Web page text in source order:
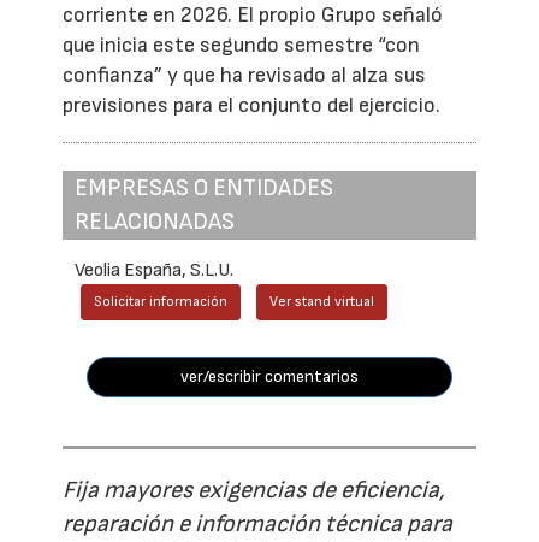
corriente en 2026. El propio Grupo señaló
que inicia este segundo semestre “con
confianza” y que ha revisado al alza sus
previsiones para el conjunto del ejercicio.
EMPRESAS O ENTIDADES
RELACIONADAS
Veolia España, S.L.U.
Solicitar información Ver stand virtual
ver/escribir comentarios
Fija mayores exigencias de eficiencia,
reparación e información técnica para